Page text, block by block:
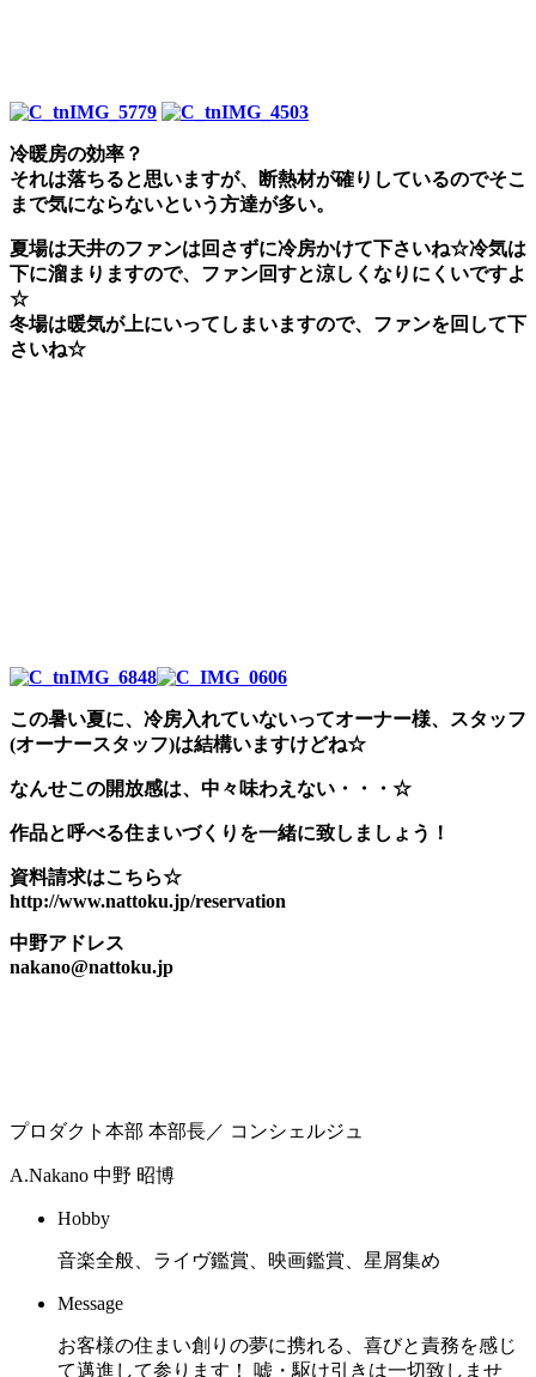
冷暖房の効率？
それは落ちると思いますが、断熱材が確りしているのでそこ
まで気にならないという方達が多い。
夏場は天井のファンは回さずに冷房かけて下さいね☆冷気は
下に溜まりますので、ファン回すと涼しくなりにくいですよ
☆
冬場は暖気が上にいってしまいますので、ファンを回して下
さいね☆
この暑い夏に、冷房入れていないってオーナー様、スタッフ
(オーナースタッフ)は結構いますけどね☆
なんせこの開放感は、中々味わえない・・・☆
作品と呼べる住まいづくりを一緒に致しましょう！
資料請求はこちら☆
http://www.nattoku.jp/reservation
中野アドレス
nakano@nattoku.jp
プロダクト本部 本部長／ コンシェルジュ
A.Nakano 中野 昭博
Hobby
音楽全般、ライヴ鑑賞、映画鑑賞、星屑集め
Message
お客様の住まい創りの夢に携れる、喜びと責務を感じ
て邁進して参ります！ 嘘・駆け引きは一切致しませ